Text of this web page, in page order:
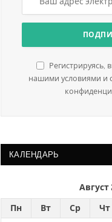
Регистрируясь,
нашими условиями и
КАЛЕНДАРЬ
Август
Пн Вт Ср Чт